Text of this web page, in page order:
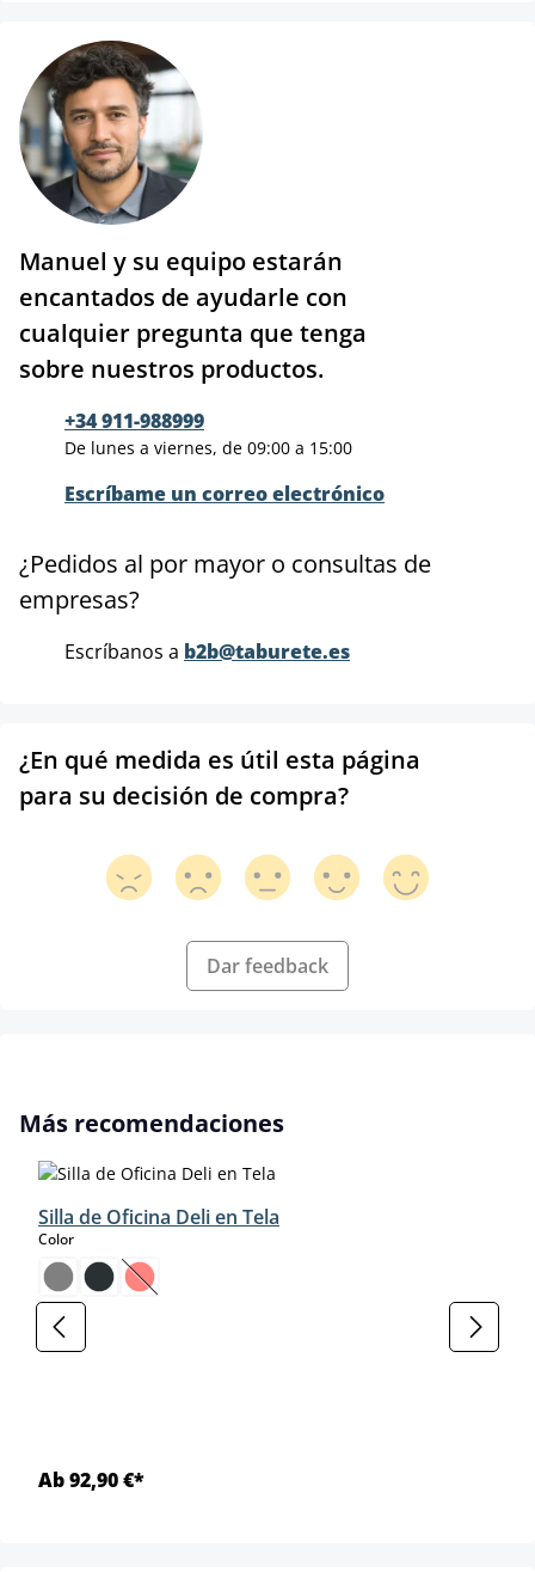
Manuel y su equipo estarán
encantados de ayudarle con
cualquier pregunta que tenga
sobre nuestros productos.
+34 911-988999
De lunes a viernes, de 09:00 a 15:00
Escríbame un correo electrónico
¿Pedidos al por mayor o consultas de
empresas?
Escríbanos a b2b@taburete.es
¿En qué medida es útil esta página
para su decisión de compra?
Dar feedback
Omitir la galería de productos
Más recomendaciones
Silla de Oficina Deli en Tela
Colorselect
(Esta opción no está disponible en este momento.)
Ab 92,90 €*